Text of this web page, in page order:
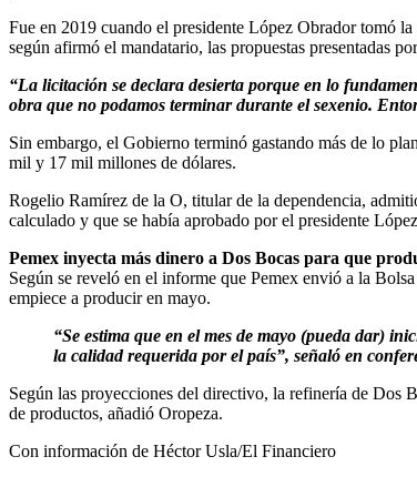
Fue en 2019 cuando el presidente López Obrador tomó
según afirmó el mandatario, las propuestas presentadas
“La licitación se declara desierta porque en lo
obra que no podamos terminar durante el sexenio.
Sin embargo, el Gobierno terminó gastando más de lo
mil y 17 mil millones de dólares.
Rogelio Ramírez de la O, titular de la dependencia,
calculado y que se había aprobado por el presidente
Pemex inyecta más dinero a Dos Bocas para que
Según se reveló en el informe que Pemex envió a la
empiece a producir en mayo.
“Se estima que en el mes de mayo (pueda dar)
la calidad requerida por el país”, señaló en
Según las proyecciones del directivo, la refinería de Dos
de productos, añadió Oropeza.
Con información de Héctor Usla/El Financiero